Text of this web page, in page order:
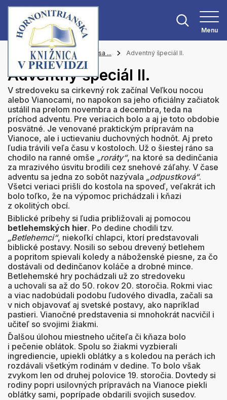
Menu
Hlavná stránka Zoznámte sa ... Adventný špeciál II.
Adventný špeciál II.
V stredoveku sa cirkevný rok začínal Veľkou nocou
alebo Vianocami, no napokon sa jeho oficiálny začiatok
ustálil na prelom novembra a decembra, teda na
príchod adventu. Pre veriacich bolo a aj je toto obdobie
posvätné. Je venované praktickým prípravám na
Vianoce, ale i uctievaniu duchovných hodnôt. Aj preto
ľudia trávili veľa času v kostoloch. Už o šiestej ráno sa
chodilo na ranné omše „roráty“, na ktoré sa dedinčania
za mrazivého úsvitu brodili cez snehové záľahy. V čase
adventu sa jedna zo sobôt nazývala „odpustková“.
Všetci veriaci prišli do kostola na spoveď, veľakrát ich
bolo toľko, že na výpomoc prichádzali i kňazi
z okolitých obcí.
Biblické príbehy si ľudia približovali aj pomocou
betlehemských hier. Po dedine chodili tzv.
„Betlehemci“, niekoľkí chlapci, ktorí predstavovali
biblické postavy. Nosili so sebou drevený betlehem
a popritom spievali koledy a náboženské piesne, za čo
dostávali od dedinčanov koláče a drobné mince.
Betlehemské hry pochádzali už zo stredoveku
a uchovali sa až do 50. rokov 20. storočia. Rokmi viac
a viac nadobúdali podobu ľudového divadla, začali sa
v nich objavovať aj svetské postavy, ako napríklad
pastieri. Vianočné predstavenia si mnohokrát nacvičil i
učiteľ so svojimi žiakmi.
Ďalšou úlohou miestneho učiteľa či kňaza bolo
i pečenie oblátok. Spolu so žiakmi vyzbierali
ingrediencie, upiekli oblátky a s koledou na perách ich
rozdávali všetkým rodinám v dedine. To bolo však
zvykom len od druhej polovice 19. storočia. Dovtedy si
rodiny popri usilovných prípravách na Vianoce piekli
oblátky sami, poprípade obdarili svojich susedov.